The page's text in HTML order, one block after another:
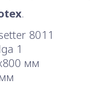
.
8011
1
мм